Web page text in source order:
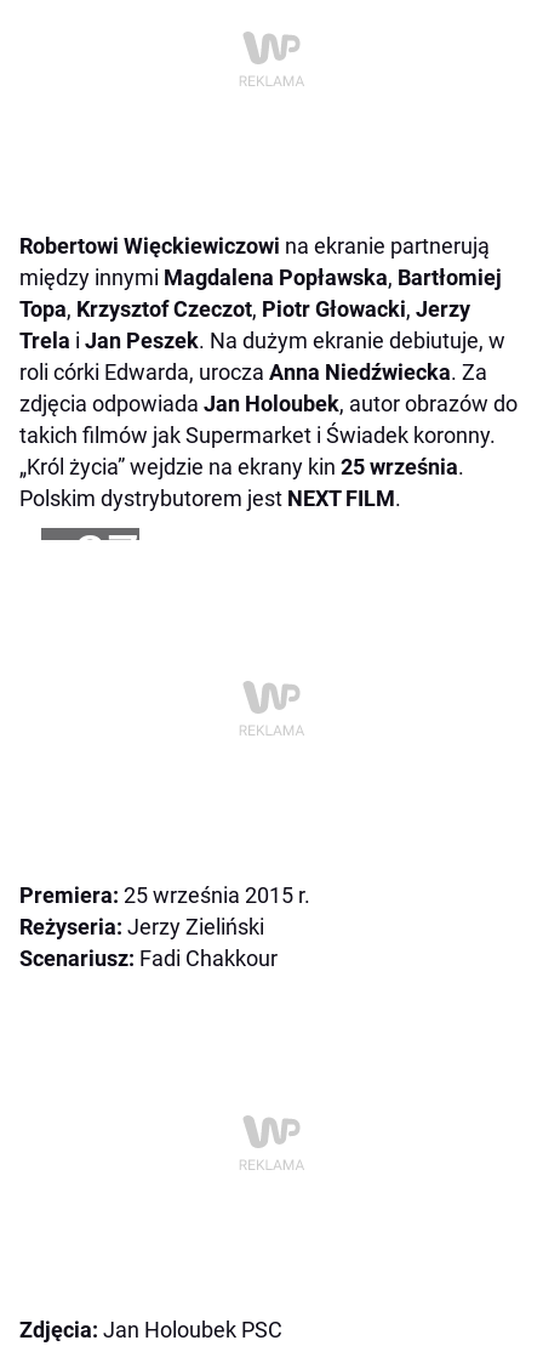
Robertowi Więckiewiczowi na ekranie partnerują
między innymi Magdalena Popławska, Bartłomiej
Topa, Krzysztof Czeczot, Piotr Głowacki, Jerzy
Trela i Jan Peszek. Na dużym ekranie debiutuje, w
roli córki Edwarda, urocza Anna Niedźwiecka. Za
zdjęcia odpowiada Jan Holoubek, autor obrazów do
takich filmów jakSupermarket i Świadek koronny.
„Król życia” wejdzie na ekrany kin 25 września.
Polskim dystrybutorem jest NEXT FILM.
+27
Premiera: 25 września 2015 r.
Reżyseria: Jerzy Zieliński
Scenariusz: Fadi Chakkour
Zdjęcia: Jan Holoubek PSC